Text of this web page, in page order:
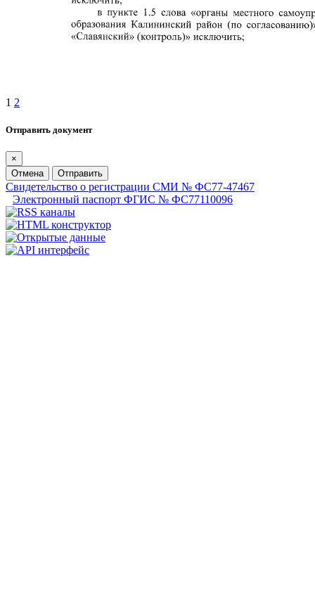
1 2
Отправить документ
×
Отмена
Отправить
Свидетельство о регистрации СМИ № ФС77-47467
Электронный паспорт ФГИС № ФС77110096